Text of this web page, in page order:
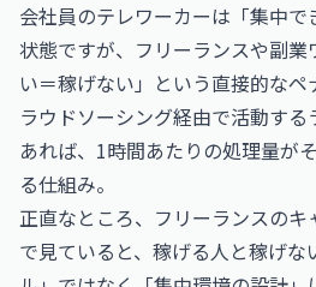
会社員のテレワーカーは「集中で
状態ですが、フリーランスや副
い＝稼げない」という直接的なペ
ラウドソーシング経由で活動す
あれば、1時間あたりの処理量が
る仕組み。
正直なところ、フリーランスの
で見ていると、稼げる人と稼げ